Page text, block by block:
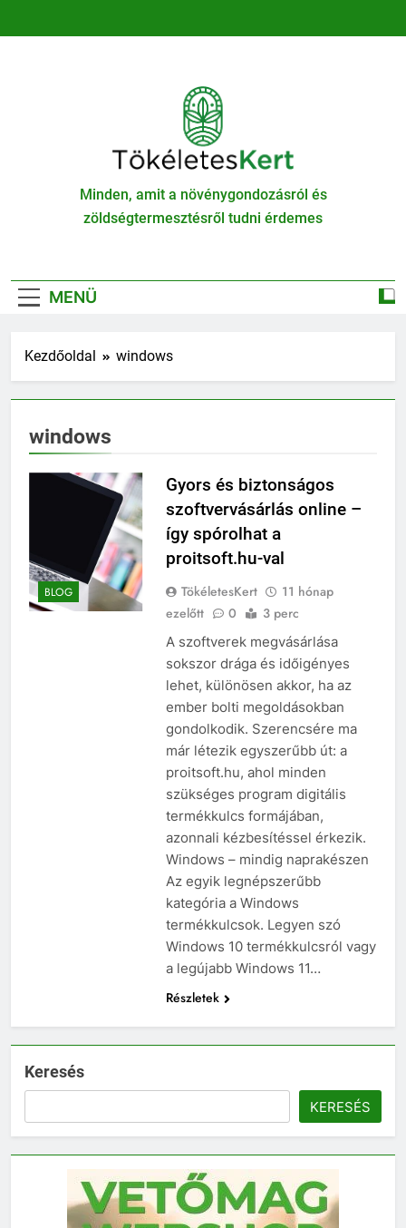
TökéletesKert
Minden, amit a növénygondozásról és
zöldségtermesztésről tudni érdemes
MENÜ
Kezdőoldal windows
windows
BLOG
Gyors és biztonságos
szoftvervásárlás online –
így spórolhat a
proitsoft.hu-val
TökéletesKert
11 hónap
ezelőtt
0 3 perc
A szoftverek megvásárlása
sokszor drága és időigényes
lehet, különösen akkor, ha az
ember bolti megoldásokban
gondolkodik. Szerencsére ma
már létezik egyszerűbb út: a
proitsoft.hu, ahol minden
szükséges program digitális
termékkulcs formájában,
azonnali kézbesítéssel érkezik.
Windows – mindig naprakészen
Az egyik legnépszerűbb
kategória a Windows
termékkulcsok. Legyen szó
Windows 10 termékkulcsról vagy
a legújabb Windows 11…
Részletek
Keresés
KERESÉS